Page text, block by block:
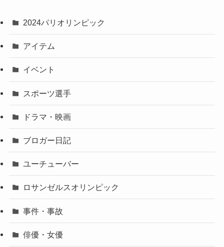
2024パリオリンピック
アイテム
イベント
スポーツ選手
ドラマ・映画
ブロガー日記
ユーチューバー
ロサンゼルスオリンピック
事件・事故
俳優・女優